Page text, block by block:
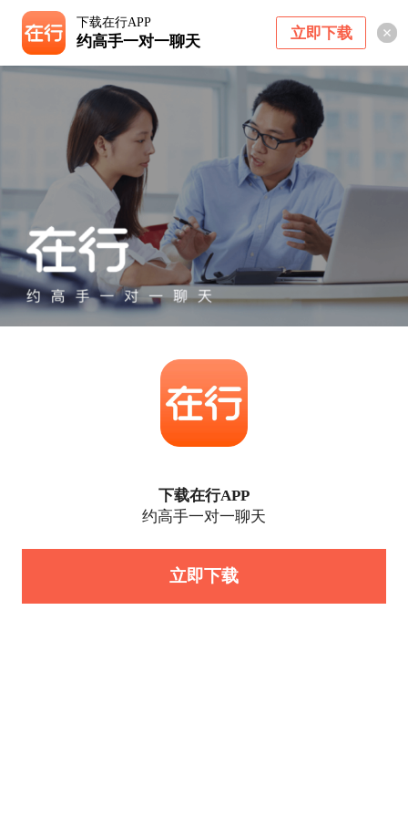
下载在行APP
约高手一对一聊天 立即下载
下载在行APP
约高手一对一聊天
立即下载